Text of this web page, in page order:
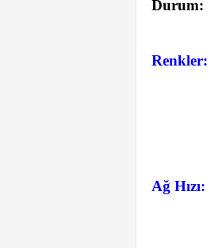
Durum:
Renkler:
Ağ Hızı: